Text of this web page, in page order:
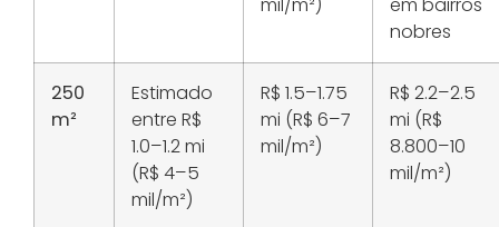
mil/m²)
em bairros
nobres
250
m²
Estimado
entre R$
1.0–1.2 mi
(R$ 4–5
mil/m²)
R$ 1.5–1.75
mi (R$ 6–7
mil/m²)
R$ 2.2–2.5
mi (R$
8.800–10
mil/m²)